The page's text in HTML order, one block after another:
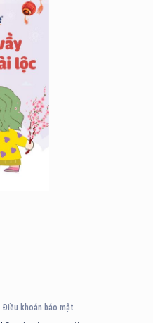
Điều khoản bảo mật